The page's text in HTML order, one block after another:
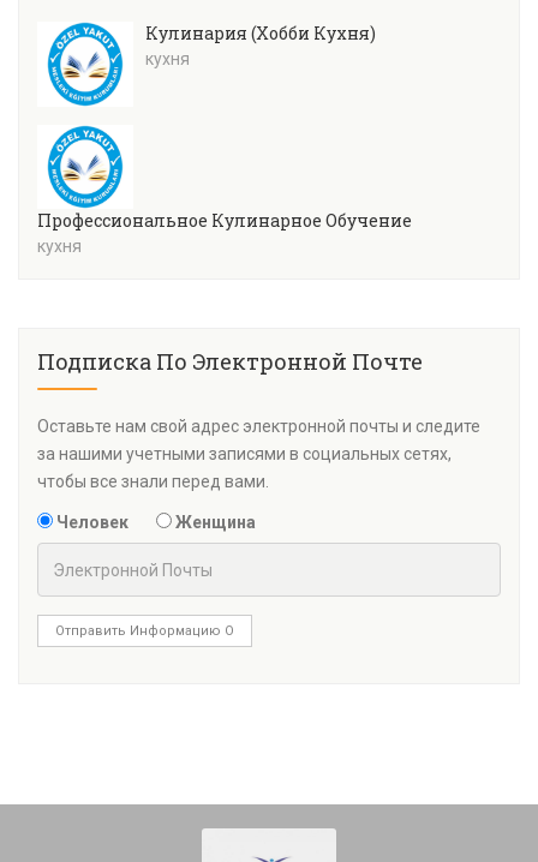
Кулинария (Хобби Кухня)
кухня
Профессиональное Кулинарное Обучение
кухня
Подписка По Электронной Почте
Оставьте нам свой адрес электронной почты и следите
за нашими учетными записями в социальных сетях,
чтобы все знали перед вами.
Человек Женщина
Отправить Информацию О